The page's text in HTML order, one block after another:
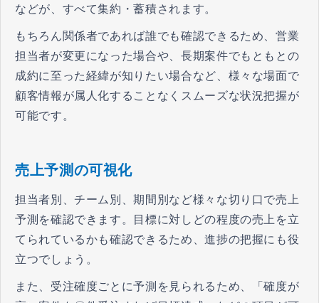
などが、すべて集約・蓄積されます。
もちろん関係者であれば誰でも確認できるため、営業
担当者が変更になった場合や、長期案件でもともとの
成約に至った経緯が知りたい場合など、様々な場面で
顧客情報が属人化することなくスムーズな状況把握が
可能です。
売上予測の可視化
担当者別、チーム別、期間別など様々な切り口で売上
予測を確認できます。目標に対しどの程度の売上を立
てられているかも確認できるため、進捗の把握にも役
立つでしょう。
また、受注確度ごとに予測を見られるため、「確度が